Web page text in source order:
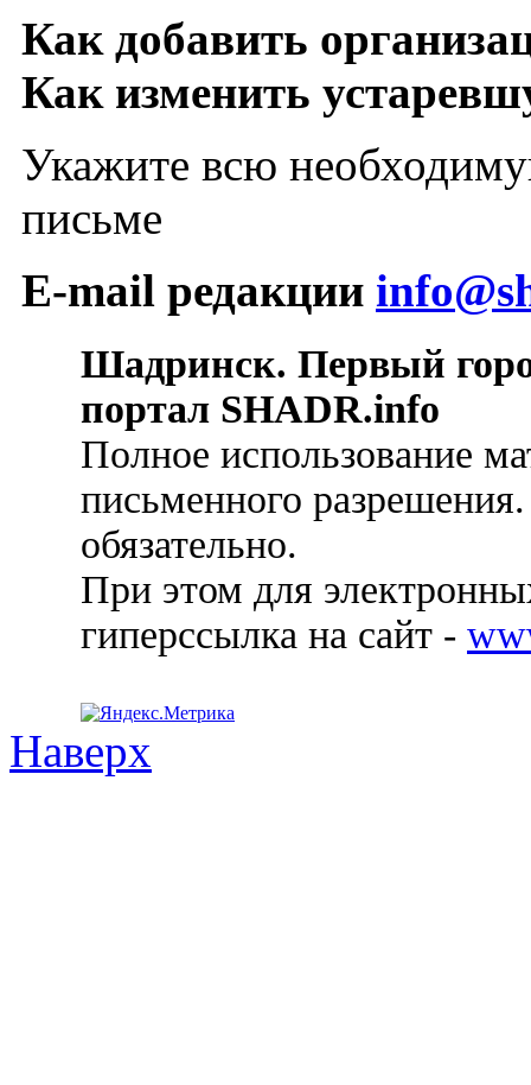
Как добавить
Как изменить
Укажите всю
письме
E-mail редакции
Шадринск. Первый
портал SHADR.info
Полное использование
письменного
обязательно.
При этом для
гиперссылка на сайт -
Наверх